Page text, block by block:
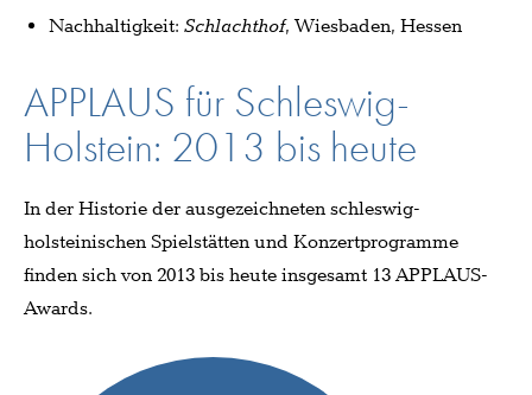
Nachhaltigkeit: Schlachthof, Wiesbaden, Hessen
APPLAUS für Schleswig-
Holstein: 2013 bis heute
In der Historie der ausgezeichneten schleswig-
holsteinischen Spielstätten und Konzertprogramme
finden sich von 2013 bis heute insgesamt 13 APPLAUS-
Awards.